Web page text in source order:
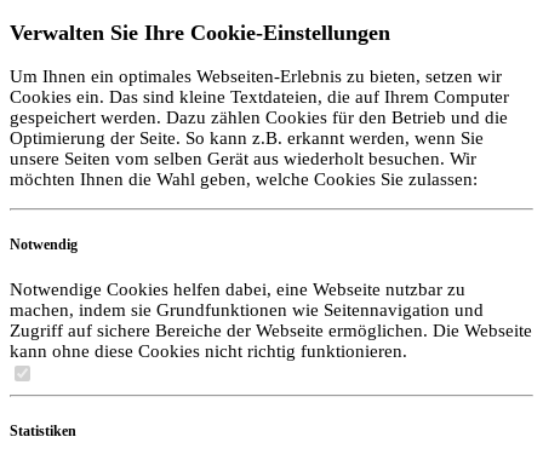
Verwalten Sie Ihre Cookie-Einstellungen
Um Ihnen ein optimales Webseiten-Erlebnis zu bieten, setzen wir
Cookies ein. Das sind kleine Textdateien, die auf Ihrem Computer
gespeichert werden. Dazu zählen Cookies für den Betrieb und die
Optimierung der Seite. So kann z.B. erkannt werden, wenn Sie
unsere Seiten vom selben Gerät aus wiederholt besuchen. Wir
möchten Ihnen die Wahl geben, welche Cookies Sie zulassen:
Notwendig
Notwendige Cookies helfen dabei, eine Webseite nutzbar zu
machen, indem sie Grundfunktionen wie Seitennavigation und
Zugriff auf sichere Bereiche der Webseite ermöglichen. Die Webseite
kann ohne diese Cookies nicht richtig funktionieren.
Statistiken